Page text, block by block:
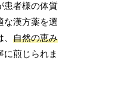
患者様の体質
な漢方薬を選
、自然の恵み
に煎じられま